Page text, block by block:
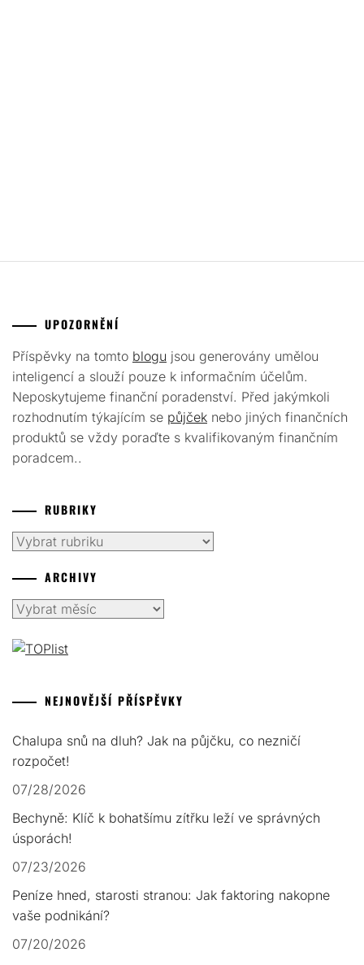
UPOZORNĚNÍ
Příspěvky na tomto blogu jsou generovány umělou
inteligencí a slouží pouze k informačním účelům.
Neposkytujeme finanční poradenství. Před jakýmkoli
rozhodnutím týkajícím se půjček nebo jiných finančních
produktů se vždy poraďte s kvalifikovaným finančním
poradcem..
RUBRIKY
Rubriky
ARCHIVY
Archivy
NEJNOVĚJŠÍ PŘÍSPĚVKY
Chalupa snů na dluh? Jak na půjčku, co nezničí
rozpočet!
07/28/2026
Bechyně: Klíč k bohatšímu zítřku leží ve správných
úsporách!
07/23/2026
Peníze hned, starosti stranou: Jak faktoring nakopne
vaše podnikání?
07/20/2026